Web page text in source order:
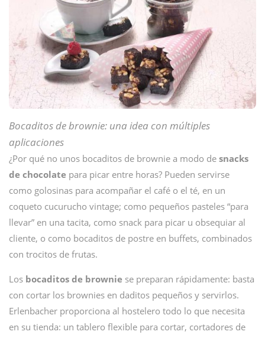
Bocaditos de brownie: una idea con múltiples
aplicaciones
¿Por qué no unos bocaditos de brownie a modo de snacks
de chocolate para picar entre horas? Pueden servirse
como golosinas para acompañar el café o el té, en un
coqueto cucurucho vintage; como pequeños pasteles “para
llevar” en una tacita, como snack para picar u obsequiar al
cliente, o como bocaditos de postre en buffets, combinados
con trocitos de frutas.
Los bocaditos de brownie se preparan rápidamente: basta
con cortar los brownies en daditos pequeños y servirlos.
Erlenbacher proporciona al hostelero todo lo que necesita
en su tienda: un tablero flexible para cortar, cortadores de